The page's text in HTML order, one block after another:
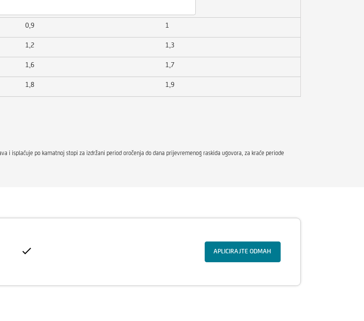
0,9 1
1,2 1,3
1,6 1,7
1,8 1,9
i isplaćuje po kamatnoj stopi za izdržani period oročenja do dana prijevremenog raskida ugovora, za kraće periode
APLICIRAJTE ODMAH